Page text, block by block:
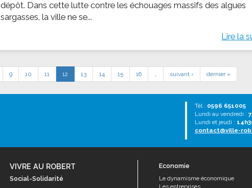
dépôt. Dans cette lutte contre les échouages massifs des algues
sargasses, la ville ne se...
Lire la
9 10 11 12 13 14 15 16 suivant › dernier »
Tél : 0596 651005
Lundi au vendredi :
Lundi et jeudi :
contact@ville-
VIVRE AU ROBERT
Social-Solidarité
Economie
Le dynamisme économique
Les entreprises